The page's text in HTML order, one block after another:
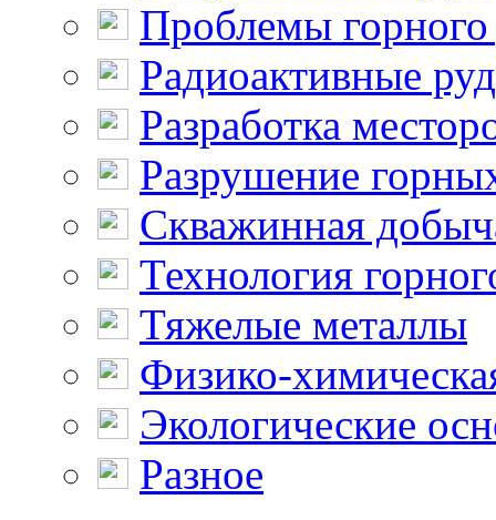
Проблемы горного
Радиоактивные
Разработка
Разрушение
Скважинная
Технология
Тяжелые металлы
Физико-
Экологические
Разное